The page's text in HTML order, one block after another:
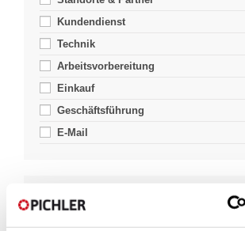
Kundendienst
Technik
Arbeitsvorbereitung
Einkauf
Geschäftsführung
E-Mail
J. PICHLER GESELLSCHAFT M.B.H.
Karlweg 5